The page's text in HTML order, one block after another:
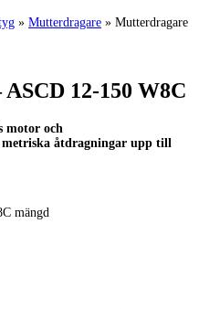
» Mutterdragare » Mutterdragare
12-150 W8C
motor och
åtdragningar upp till
mängd